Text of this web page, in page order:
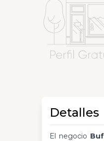
Detalles
El negocio